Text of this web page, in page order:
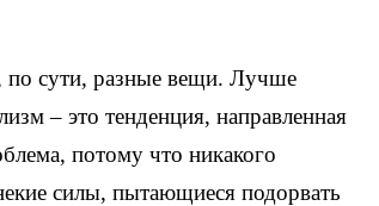
по сути, разные вещи. Лучше
– это тенденция, направленная
потому что никакого
силы, пытающиеся подорвать